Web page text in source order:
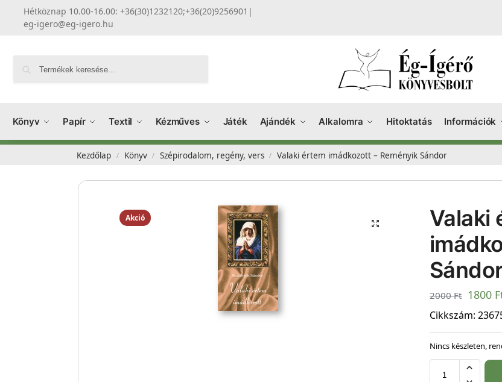
Hétköznap 10.00-16.00: +36(30)1232120;+36(20)9256901 |
eg-igero@eg-igero.hu
Könyv Papír Textil Kézműves Játék Ajándék Alkalomra Hitoktatás Információk
Kezdőlap / Könyv / Szépirodalom, regény, vers / Valaki értem imádkozott – Reményik Sándor
Akció
Valaki
2000Ft 1800
Cikkszám:
Nincs készleten,